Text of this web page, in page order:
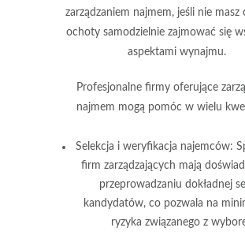
zarządzaniem najmem, jeśli nie masz
ochoty samodzielnie zajmować się
aspektami wynajmu.
Profesjonalne firmy oferujące
najmem mogą pomóc w wielu
Selekcja i weryfikacja najemców:
firm zarządzających mają
przeprowadzaniu dokładnej
kandydatów, co pozwala na
ryzyka związanego z